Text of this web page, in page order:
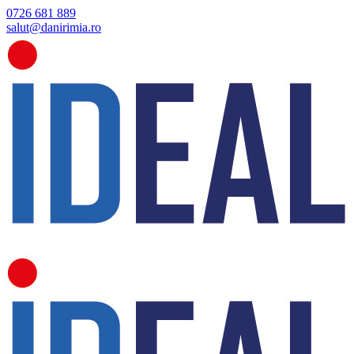
0726 681 889
salut@danirimia.ro